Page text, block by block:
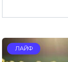
ЛАЙФ